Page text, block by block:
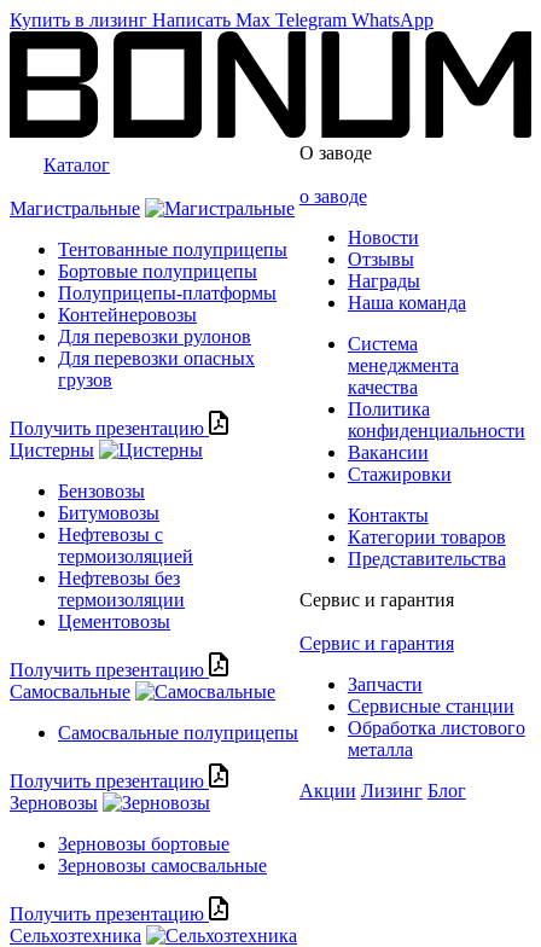
Купить в лизинг Написать Max Telegram WhatsApp
Каталог
Магистральные
Тентованные полуприцепы
Бортовые полуприцепы
Полуприцепы-платформы
Контейнеровозы
Для перевозки рулонов
Для перевозки опасных
грузов
Получить презентацию
Цистерны
Бензовозы
Битумовозы
Нефтевозы с
термоизоляцией
Нефтевозы без
термоизоляции
Цементовозы
Получить презентацию
Самосвальные
Самосвальные полуприцепы
Получить презентацию
Зерновозы
Зерновозы бортовые
Зерновозы самосвальные
Получить презентацию
Сельхозтехника
О заводе
о заводе
Новости
Отзывы
Награды
Наша команда
Система
менеджмента
качества
Политика
конфиденциальности
Вакансии
Стажировки
Контакты
Категории товаров
Представительства
Сервис и гарантия
Сервис и гарантия
Запчасти
Сервисные станции
Обработка листового
металла
Акции Лизинг Блог